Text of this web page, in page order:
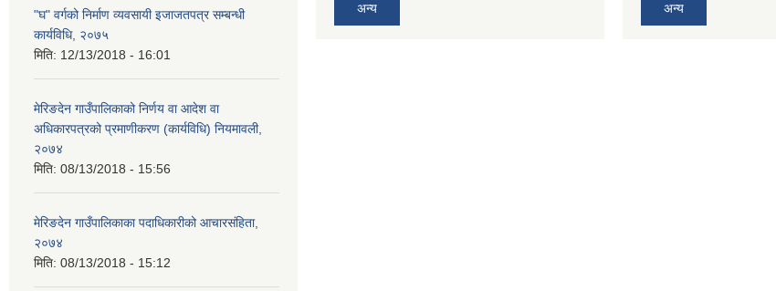
"घ" वर्गको निर्माण व्यवसायी इजाजतपत्र सम्बन्धी
कार्यविधि, २०७५
मिति: 12/13/2018 - 16:01
मेरिङदेन गाउँपालिकाको निर्णय वा आदेश वा
अधिकारपत्रको प्रमाणीकरण (कार्यविधि) नियमावली,
२०७४
मिति: 08/13/2018 - 15:56
मेरिङदेन गाउँपालिकाका पदाधिकारीको आचारसंहिता,
२०७४
मिति: 08/13/2018 - 15:12
अन्य अन्य